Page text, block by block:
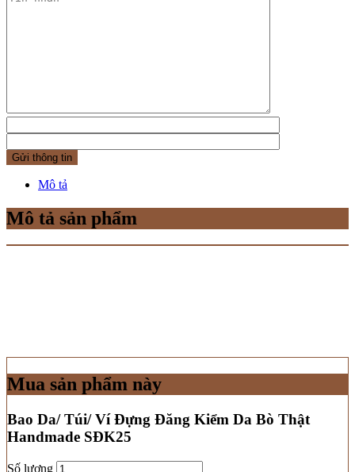
Mô tả
Mô tả sản phẩm
Mua sản phẩm này
Bao Da/ Túi/ Ví Đựng Đăng Kiểm Da Bò Thật
Handmade SĐK25
Số lượng